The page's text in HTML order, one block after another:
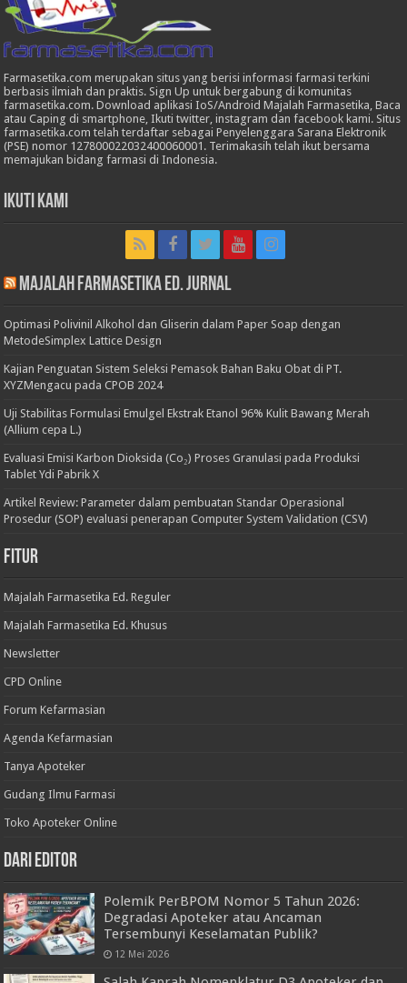
Farmasetika.com merupakan situs yang berisi informasi farmasi terkini
berbasis ilmiah dan praktis. Sign Up untuk bergabung di komunitas
farmasetika.com. Download aplikasi IoS/Android Majalah Farmasetika, Baca
atau Caping di smartphone, Ikuti twitter, instagram dan facebook kami. Situs
farmasetika.com telah terdaftar sebagai Penyelenggara Sarana Elektronik
(PSE) nomor 127800022032400060001. Terimakasih telah ikut bersama
memajukan bidang farmasi di Indonesia.
Ikuti Kami
Majalah Farmasetika Ed. Jurnal
Optimasi Polivinil Alkohol dan Gliserin dalam Paper Soap dengan
MetodeSimplex Lattice Design
Kajian Penguatan Sistem Seleksi Pemasok Bahan Baku Obat di PT.
XYZMengacu pada CPOB 2024
Uji Stabilitas Formulasi Emulgel Ekstrak Etanol 96% Kulit Bawang Merah
(Allium cepa L.)
Evaluasi Emisi Karbon Dioksida (Co₂) Proses Granulasi pada Produksi
Tablet Ydi Pabrik X
Artikel Review: Parameter dalam pembuatan Standar Operasional
Prosedur (SOP) evaluasi penerapan Computer System Validation (CSV)
Fitur
Majalah Farmasetika Ed. Reguler
Majalah Farmasetika Ed. Khusus
Newsletter
CPD Online
Forum Kefarmasian
Agenda Kefarmasian
Tanya Apoteker
Gudang Ilmu Farmasi
Toko Apoteker Online
Dari Editor
Polemik PerBPOM Nomor 5 Tahun 2026:
Degradasi Apoteker atau Ancaman
Tersembunyi Keselamatan Publik?
12 Mei 2026